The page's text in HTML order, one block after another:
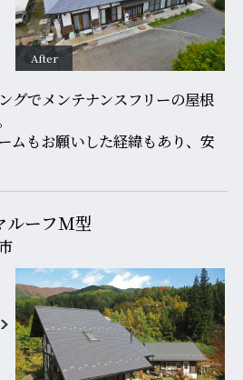
グでメンテナンスフリーの屋根
ムもお願いした経緯もあり、安
ーフＭ型